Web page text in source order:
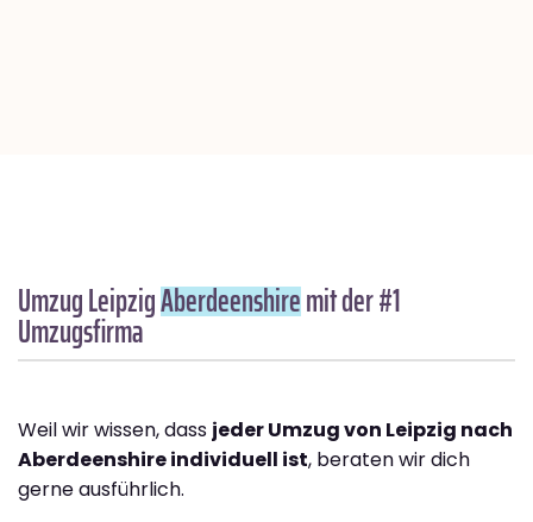
Umzug LeipzigAberdeenshiremit der #1
Umzugsfirma
Weil wir wissen, dass jeder Umzug von Leipzig nach
Aberdeenshire individuell ist, beraten wir dich
gerne ausführlich.